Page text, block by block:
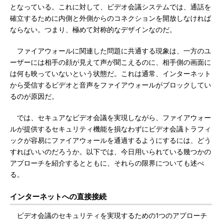
となっている。これに対して、ビデオ会議システムでは、通話を
確立するために内側と外側からのコネクションを開放しなければ
ならない。つまり、極めて対称的なデザインなのだ。
ファイアウォールに関連した問題に共通する現象は、一方のユ
ーザーには相手の顔が見えて声が聞こえるのに、相手側の画面に
は何も映っていないという状態だ。これは通常、インターネット
から受信するビデオと音声をファイアウォールがブロックしてい
るのが原因だ。
では、セキュアなビデオ会議を実現しながら、ファイアウォー
ルが提供するセキュリティ機能を損なわずにビデオ会議トラフィ
ックが容易にファイアウォールを通過するようにするには、どう
すればいいのだろうか。以下では、今日用いられている幾つかの
アプローチを紹介するとともに、それらの限界についても述べ
る。
インターネットへの直接接続
ビデオ会議のセキュリティを実現するための1つのアプローチ